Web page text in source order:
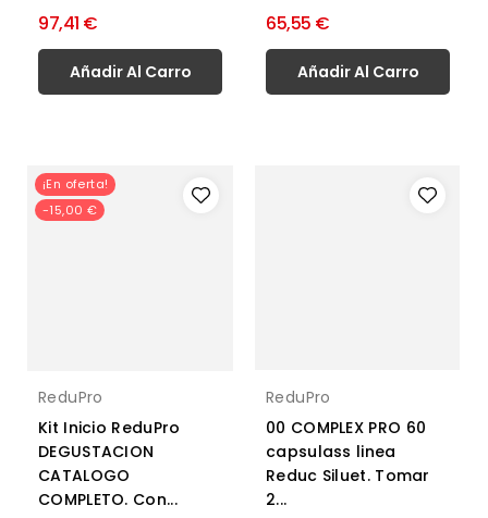
97,41 €
Añadir Al Carro
65,55 €
Añadir Al Carro
¡En oferta!
-15,00 €
ReduPro
Kit Inicio ReduPro
DEGUSTACION
CATALOGO
COMPLETO. Con...
ReduPro
00 COMPLEX PRO 60
capsulass linea
Reduc Siluet. Tomar
2...